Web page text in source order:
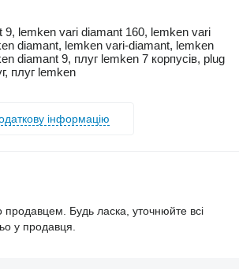
9, lemken vari diamant 160, lemken vari
diamant, lemken vari-diamant, lemken
diamant 9, плуг lemken 7 корпусів, plug
плуг lemken
інформацію
Будь ласка, уточнюйте всі
у продавця.